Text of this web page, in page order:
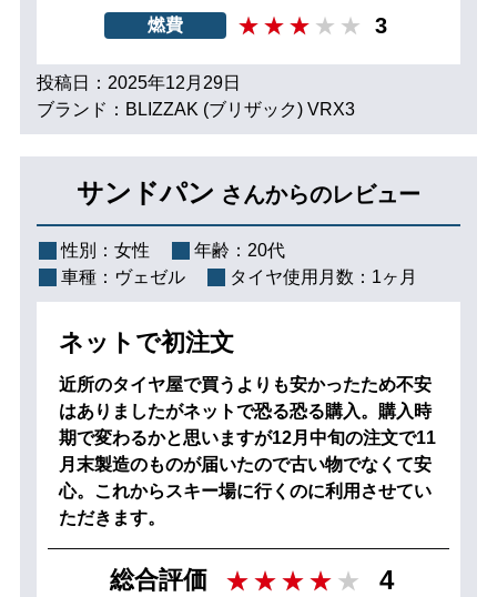
燃費 3
投稿日：2025年12月29日
ブランド：BLIZZAK (ブリザック) VRX3
サンドパン さんからのレビュー
性別： 女性 年齢： 20代
車種： ヴェゼル タイヤ使用月数： 1ヶ月
ネットで初注文
近所のタイヤ屋で買うよりも安かったため不安
はありましたがネットで恐る恐る購入。購入時
期で変わるかと思いますが12月中旬の注文で11
月末製造のものが届いたので古い物でなくて安
心。これからスキー場に行くのに利用させてい
ただきます。
総合評価 4